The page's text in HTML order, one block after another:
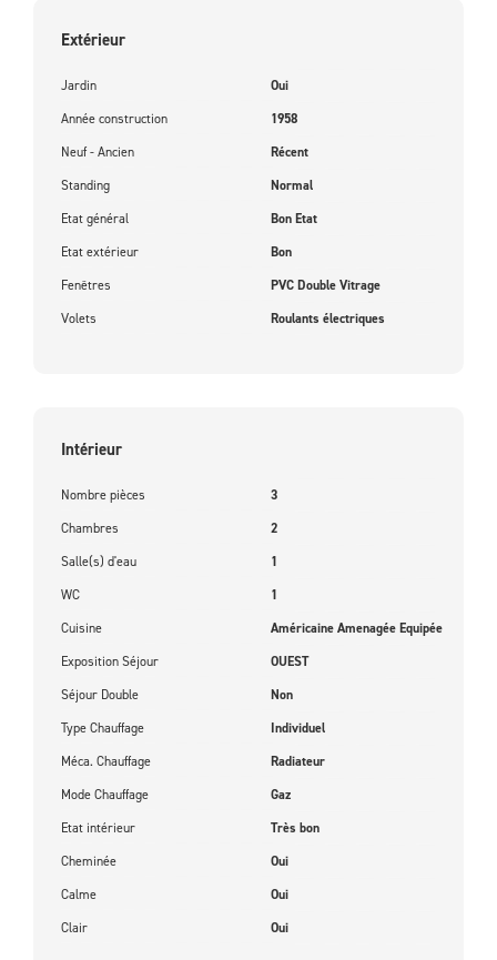
Extérieur
Jardin Oui
Année construction 1958
Neuf - Ancien Récent
Standing Normal
Etat général Bon Etat
Etat extérieur Bon
Fenêtres PVC Double Vitrage
Volets Roulants électriques
Intérieur
Nombre pièces 3
Chambres 2
Salle(s) d'eau 1
WC 1
Cuisine Américaine Amenagée Equipée
Exposition Séjour OUEST
Séjour Double Non
Type Chauffage Individuel
Méca. Chauffage Radiateur
Mode Chauffage Gaz
Etat intérieur Très bon
Cheminée Oui
Calme Oui
Clair Oui